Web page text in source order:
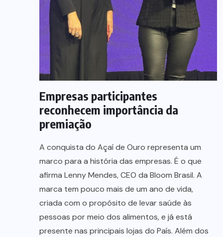
Empresas participantes
reconhecem importância da
premiação
A conquista do Açaí de Ouro representa um
marco para a história das empresas. É o que
afirma Lenny Mendes, CEO da Bloom Brasil. A
marca tem pouco mais de um ano de vida,
criada com o propósito de levar saúde às
pessoas por meio dos alimentos, e já está
presente nas principais lojas do País. Além dos